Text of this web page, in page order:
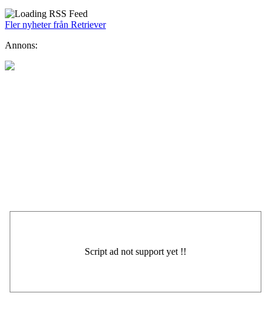
Fler nyheter från Retriever
Annons: